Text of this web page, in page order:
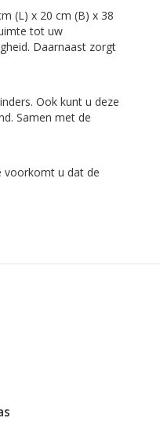
(L) x 20 cm (B) x 38
tot uw
Daarnaast zorgt
Ook kunt u deze
Samen met de
voorkomt u dat de